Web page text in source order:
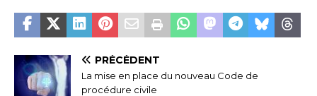
PRÉCÉDENT
La mise en place du nouveau Code de
procédure civile